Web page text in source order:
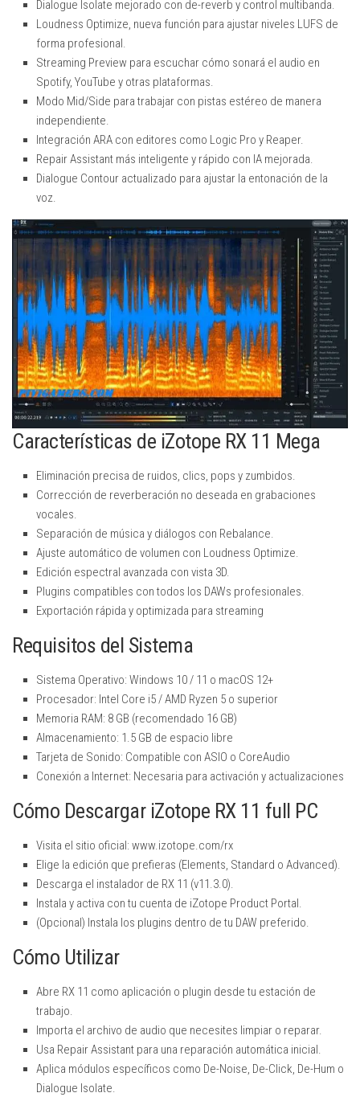
Dialogue Isolate mejorado con de-reverb y control multibanda.
Loudness Optimize, nueva función para ajustar niveles LUFS de
forma profesional.
Streaming Preview para escuchar cómo sonará el audio en
Spotify, YouTube y otras plataformas.
Modo Mid/Side para trabajar con pistas estéreo de manera
independiente.
Integración ARA con editores como Logic Pro y Reaper.
Repair Assistant más inteligente y rápido con IA mejorada.
Dialogue Contour actualizado para ajustar la entonación de la
voz.
Características de iZotope RX 11 Mega
Eliminación precisa de ruidos, clics, pops y zumbidos.
Corrección de reverberación no deseada en grabaciones
vocales.
Separación de música y diálogos con Rebalance.
Ajuste automático de volumen con Loudness Optimize.
Edición espectral avanzada con vista 3D.
Plugins compatibles con todos los DAWs profesionales.
Exportación rápida y optimizada para streaming
Requisitos del Sistema
Sistema Operativo: Windows 10 / 11 o macOS 12+
Procesador: Intel Core i5 / AMD Ryzen 5 o superior
Memoria RAM: 8 GB (recomendado 16 GB)
Almacenamiento: 1.5 GB de espacio libre
Tarjeta de Sonido: Compatible con ASIO o CoreAudio
Conexión a Internet: Necesaria para activación y actualizaciones
Cómo Descargar iZotope RX 11 full PC
Visita el sitio oficial: www.izotope.com/rx
Elige la edición que prefieras (Elements, Standard o Advanced).
Descarga el instalador de RX 11 (v11.3.0).
Instala y activa con tu cuenta de iZotope Product Portal.
(Opcional) Instala los plugins dentro de tu DAW preferido.
Cómo Utilizar
Abre RX 11 como aplicación o plugin desde tu estación de
trabajo.
Importa el archivo de audio que necesites limpiar o reparar.
Usa Repair Assistant para una reparación automática inicial.
Aplica módulos específicos como De-Noise, De-Click, De-Hum o
Dialogue Isolate.